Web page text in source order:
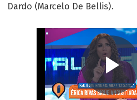
Dardo (Marcelo De Bellis).